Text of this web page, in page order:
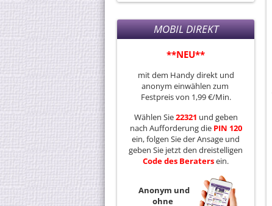
MOBIL DIREKT
**NEU**
mit dem Handy direkt und
anonym einwählen zum
Festpreis von 1,99 €/Min.
Wählen Sie22321 und geben
nach Aufforderung die PIN 120
ein, folgen Sie der Ansage und
geben Sie jetzt den dreistelligen
Codedes Beratersein.
Anonym und
ohne